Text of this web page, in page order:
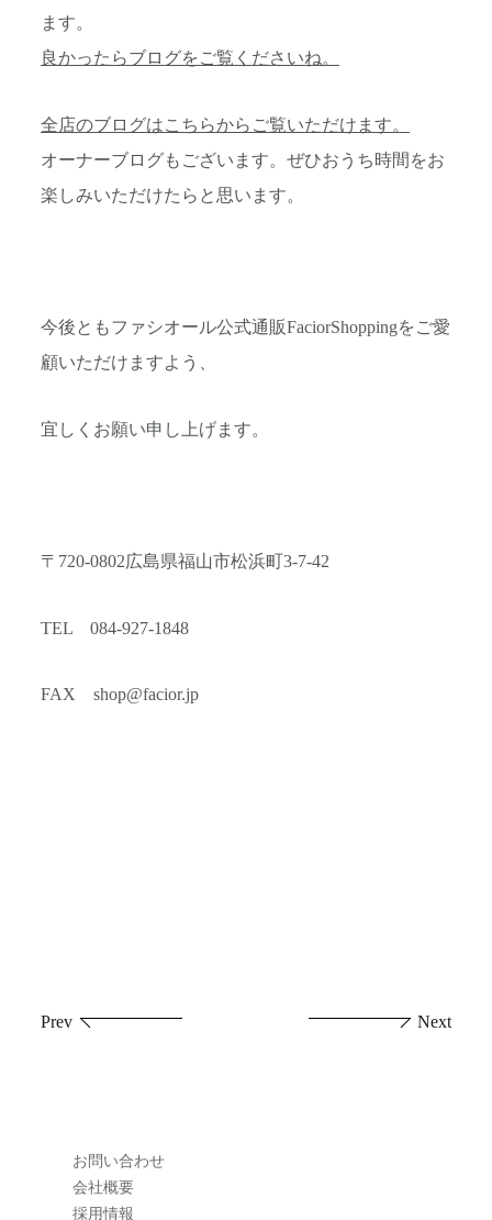
ます。
良かったらブログをご覧くださいね。
全店のブログはこちらからご覧いただけます。
オーナーブログもございます。ぜひおうち時間をお
楽しみいただけたらと思います。
今後ともファシオール公式通販FaciorShoppingをご愛
顧いただけますよう、
宜しくお願い申し上げます。
〒720-0802広島県福山市松浜町3-7-42
TEL 084-927-1848
FAX shop@facior.jp
Prev Next
お問い合わせ
会社概要
採用情報